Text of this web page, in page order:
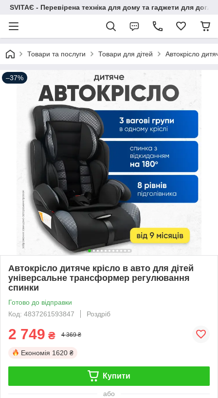
SVITAЄ - Перевірена техніка для дому та гаджети для
Товари та послуги Товари для дітей Автокрісло
–37%
Автокрісло дитяче крісло в авто для дітей
універсальне трансформер регулювання
спинки
Готово до відправки
Код: 4837261593847
Роздріб
2 749 ₴ 4 369 ₴
Економія 1620 ₴
Купити
або